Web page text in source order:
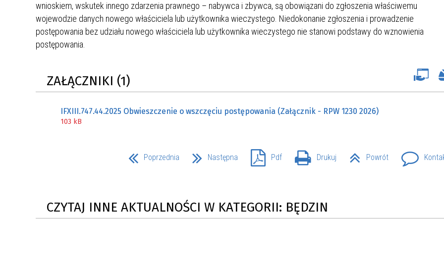
wnioskiem, wskutek innego zdarzenia prawnego – nabywca i zbywca, są obowiązani do zgłoszenia właściwemu
wojewodzie danych nowego właściciela lub użytkownika wieczystego. Niedokonanie zgłoszenia i prowadzenie
postępowania bez udziału nowego właściciela lub użytkownika wieczystego nie stanowi podstawy do wznowienia
postępowania.
ZAŁĄCZNIKI (1)
IFXIII.747.44.2025 Obwieszczenie o wszczęciu postępowania (Załącznik - RPW 1230 2026)
103 kB
Poprzednia Następna Pdf Drukuj Powrót
CZYTAJ INNE AKTUALNOŚCI W KATEGORII: BĘDZIN